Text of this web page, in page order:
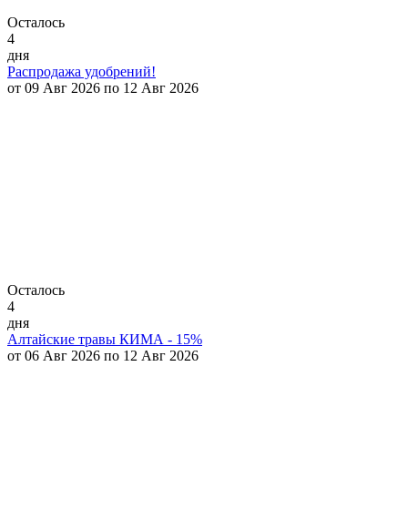
Осталось
4
дня
Распродажа удобрений!
от 09 Авг 2026 по 12 Авг 2026
Осталось
4
дня
Алтайские травы КИМА - 15%
от 06 Авг 2026 по 12 Авг 2026